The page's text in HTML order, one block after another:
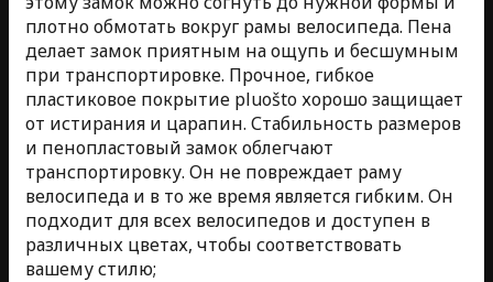
плотно обмотать вокруг рамы велосипеда. Пена
делает замок приятным на ощупь и бесшумным
при транспортировке. Прочное, гибкое
пластиковое покрытие pluošto хорошо защищает
от истирания и царапин. Стабильность размеров
и пенопластовый замок облегчают
транспортировку. Он не повреждает раму
велосипеда и в то же время является гибким. Он
подходит для всех велосипедов и доступен в
различных цветах, чтобы соответствовать
вашему стилю;